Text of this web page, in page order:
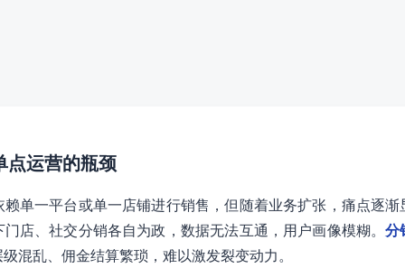
点运营的瓶颈
单一平台或单一店铺进行销售，但随着业务扩张，痛点逐渐
店、社交分销各自为政，数据无法互通，用户画像模糊。分
混乱、佣金结算繁琐，难以激发裂变动力。